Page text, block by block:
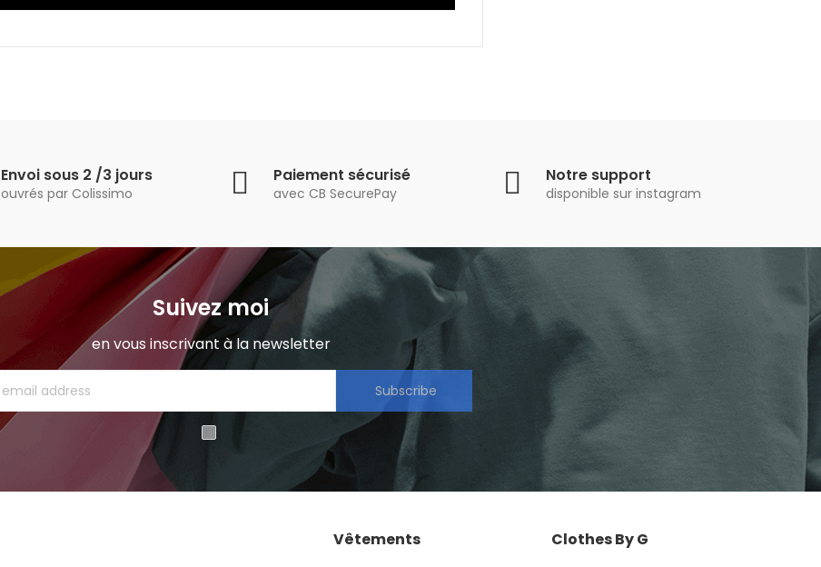
Envoi sous 2 /3 jours
ouvrés par Colissimo
Paiement sécurisé
avec CB SecurePay
Notre support
disponible sur instagram
Suivez moi
en vous inscrivant à la newsletter
Subscribe
Vêtements Clothes By G